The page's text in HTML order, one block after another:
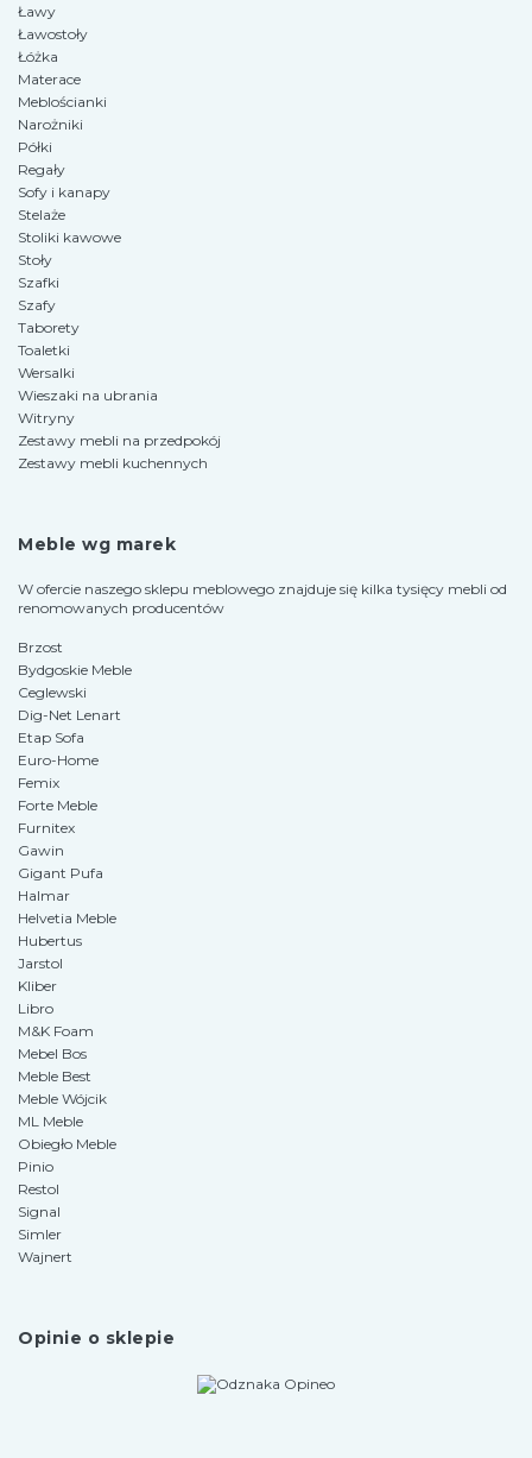
Ławy
Ławostoły
Łóżka
Materace
Meblościanki
Narożniki
Półki
Regały
Sofy i kanapy
Stelaże
Stoliki kawowe
Stoły
Szafki
Szafy
Taborety
Toaletki
Wersalki
Wieszaki na ubrania
Witryny
Zestawy mebli na przedpokój
Zestawy mebli kuchennych
Meble wg marek
W ofercie naszego sklepu meblowego znajduje się kilka tysięcy mebli od
renomowanych producentów
Brzost
Bydgoskie Meble
Ceglewski
Dig-Net Lenart
Etap Sofa
Euro-Home
Femix
Forte Meble
Furnitex
Gawin
Gigant Pufa
Halmar
Helvetia Meble
Hubertus
Jarstol
Kliber
Libro
M&K Foam
Mebel Bos
Meble Best
Meble Wójcik
ML Meble
Obiegło Meble
Pinio
Restol
Signal
Simler
Wajnert
Opinie o sklepie